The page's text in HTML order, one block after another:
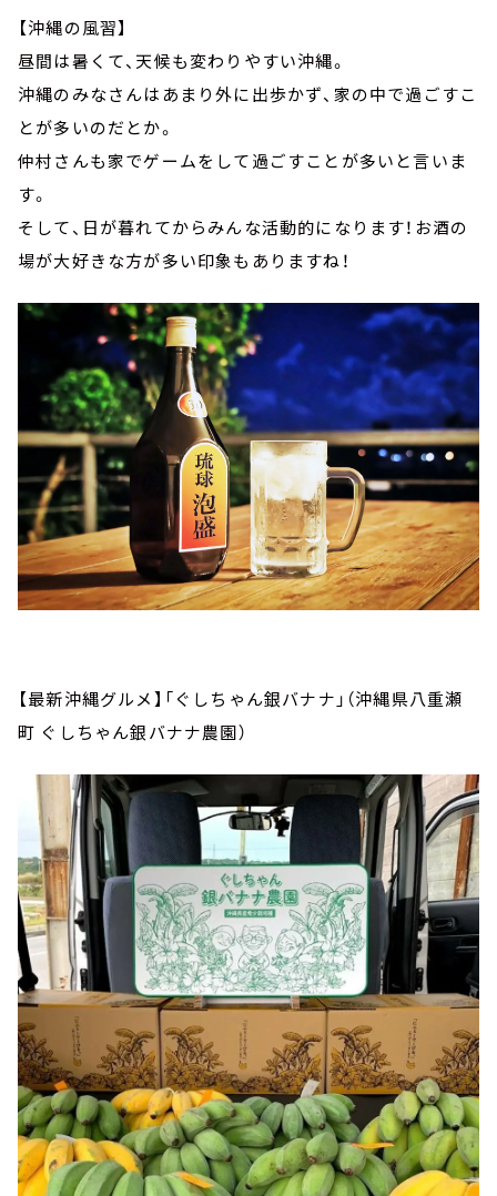
【沖縄の風習】
昼間は暑くて、天候も変わりやすい沖縄。
沖縄のみなさんはあまり外に出歩かず、家の中で過ごすこ
とが多いのだとか。
仲村さんも家でゲームをして過ごすことが多いと言いま
す。
そして、日が暮れてからみんな活動的になります！お酒の
場が大好きな方が多い印象もありますね！
【最新沖縄グルメ】「ぐしちゃん銀バナナ」（沖縄県八重瀬
町 ぐしちゃん銀バナナ農園）